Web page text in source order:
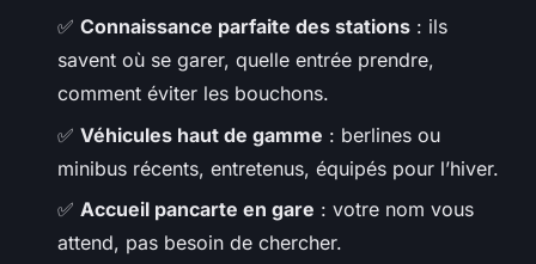
✅ Connaissance parfaite des stations : ils
savent où se garer, quelle entrée prendre,
comment éviter les bouchons.
✅ Véhicules haut de gamme : berlines ou
minibus récents, entretenus, équipés pour l’hiver.
✅ Accueil pancarte en gare : votre nom vous
attend, pas besoin de chercher.